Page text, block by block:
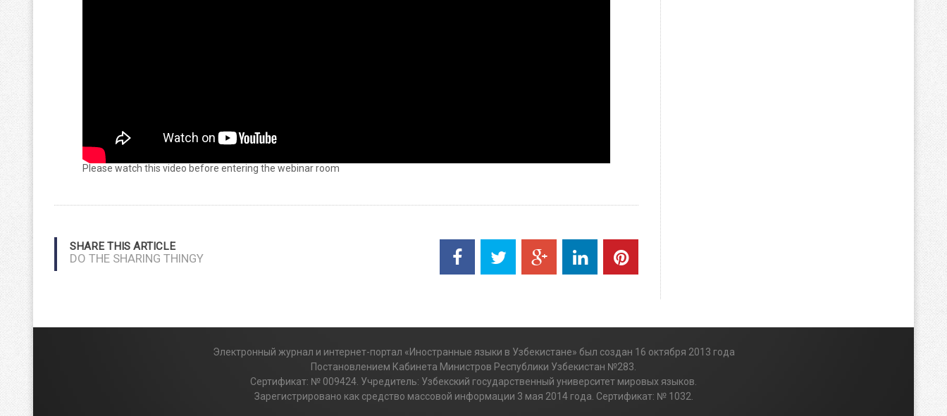
Please watch this video before entering the webinar room
SHARE THIS ARTICLE
DO THE SHARING THINGY
Электронный журнал и интернет-портал «Иностранные языки в Узбекистане» был создан 16 октября 2013 года
Постановлением Кабинета Министров Республики Узбекистан №283.
Сертификат: № 009424. Учредитель: Узбекский государственный университет мировых языков.
Зарегистрировано как средство массовой информации 3 мая 2014 года. Сертификат: № 1032.